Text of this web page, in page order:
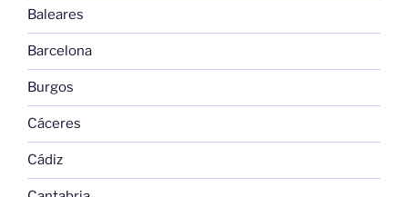
Baleares
Barcelona
Burgos
Cáceres
Cádiz